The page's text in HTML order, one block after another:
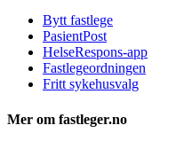
Bytt fastlege
PasientPost
HelseRespons-app
Fastlegeordningen
Fritt sykehusvalg
Mer om fastleger.no